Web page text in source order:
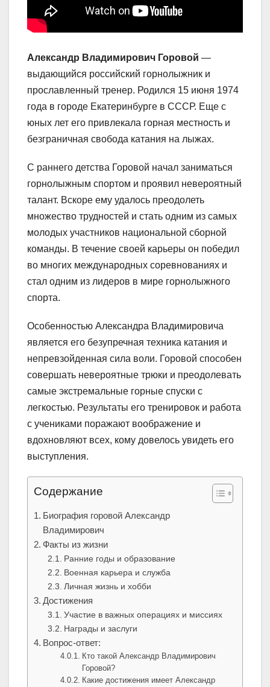
Александр Владимирович Горовой —
выдающийся российский горнолыжник и
прославленный тренер. Родился 15 июня 1974
года в городе Екатеринбурге в СССР. Еще с
юных лет его привлекала горная местность и
безграничная свобода катания на лыжах.
С раннего детства Горовой начал заниматься
горнолыжным спортом и проявил невероятный
талант. Вскоре ему удалось преодолеть
множество трудностей и стать одним из самых
молодых участников национальной сборной
команды. В течение своей карьеры он победил
во многих международных соревнованиях и
стал одним из лидеров в мире горнолыжного
спорта.
Особенностью Александра Владимировича
является его безупречная техника катания и
непревзойденная сила воли. Горовой способен
совершать невероятные трюки и преодолевать
самые экстремальные горные спуски с
легкостью. Результаты его тренировок и работа
с учениками поражают воображение и
вдохновляют всех, кому довелось увидеть его
выступления.
Содержание
Биография горовой Александр
Владимирович
Факты из жизни
Ранние годы и образование
Военная карьера и служба
Личная жизнь и хобби
Достижения
Участие в важных операциях и миссиях
Награды и заслуги
Вопрос-ответ:
Кто такой Александр Владимирович
Горовой?
Какие достижения имеет Александр